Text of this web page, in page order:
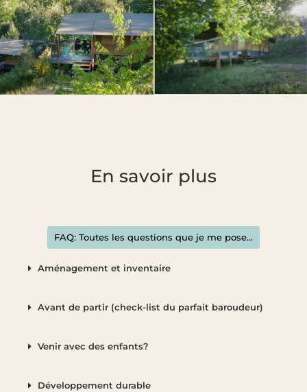
FAQ: Toutes les questions que je me pose...
Aménagement et inventaire
Avant de partir (check-list du parfait baroudeur)
Venir avec des enfants?
Développement durable
En savoir plus